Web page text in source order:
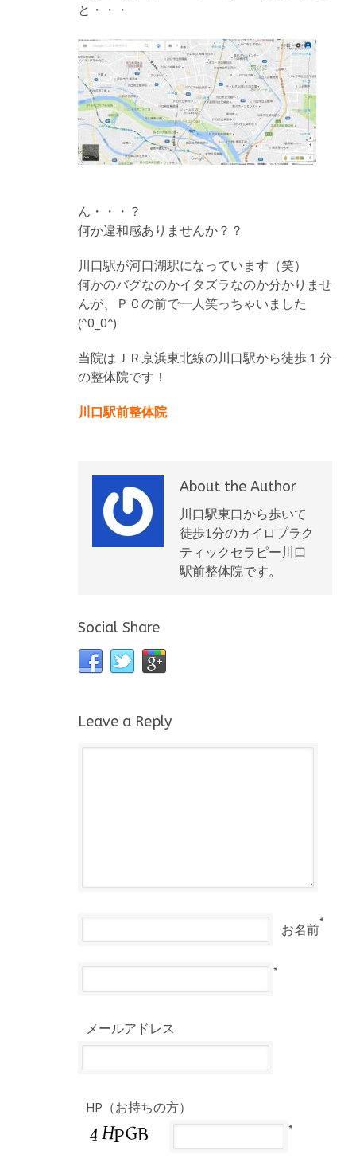
と・・・
ん・・・？
何か違和感ありませんか？？
川口駅が河口湖駅になっています（笑）
何かのバグなのかイタズラなのか分かりませ
んが、ＰＣの前で一人笑っちゃいました
(^0_0^)
当院はＪＲ京浜東北線の川口駅から徒歩１分
の整体院です！
川口駅前整体院
About the Author
川口駅東口から歩いて
徒歩1分のカイロプラク
ティックセラピー川口
駅前整体院です。
Social Share
Leave a Reply
お名前*
メールアドレス
*
HP（お持ちの方）
*